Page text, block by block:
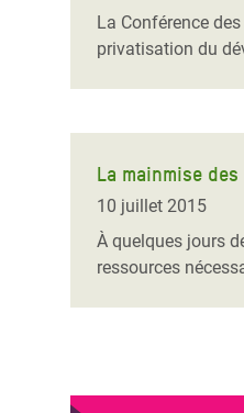
Inégalités
Gender,
Mettons Fin à
Derrière notre
La Conférence
privatisation du
La mainmise
10 juillet 2015
À quelques jours
ressources